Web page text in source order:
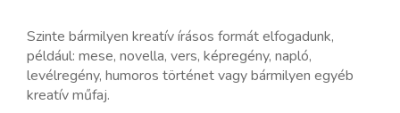
Szinte bármilyen kreatív írásos formát elfogadunk,
például: mese, novella, vers, képregény, napló,
levélregény, humoros történet vagy bármilyen egyéb
kreatív műfaj.